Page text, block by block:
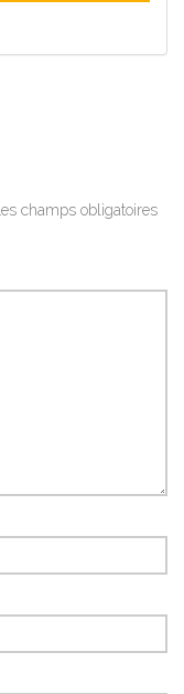
Les champs obligatoires